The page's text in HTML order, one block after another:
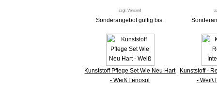
zzgl. Versand
Sonderangebot gültig bis:
Kunststoff Pflege Set Wie Neu Hart
- Weiß Fenosol
Kunststoff -
- Weiß